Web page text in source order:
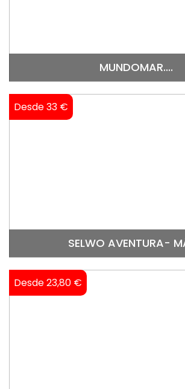
MUNDOMAR....
Desde 33 €
SELWO AVENTURA-
Desde 23,80 €